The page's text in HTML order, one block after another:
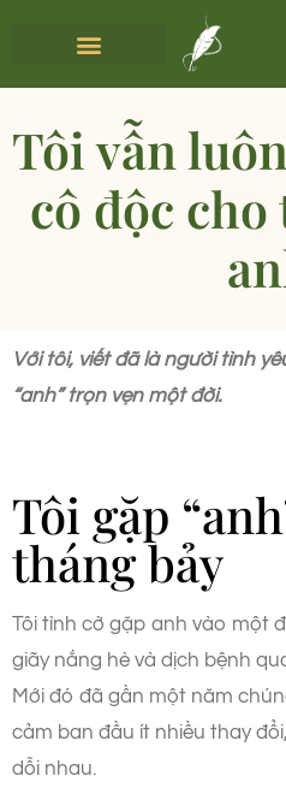
Tôi vẫn
cô độc
Với tôi, viết đã là người tình
“anh” trọn vẹn một đời.
Tôi gặp
tháng bảy
Tôi tình cờ gặp anh vào một
giãy nắng hè và dịch bệnh
Mới đó đã gần một năm
cảm ban đầu ít nhiều thay
dỗi nhau.